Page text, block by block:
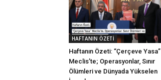
HAFTANIN ÖZETİ
Haftanın Özeti: “Çerçeve Yasa”
Meclis’te; Operasyonlar, Sınır
Ölümleri ve Dünyada Yükselen